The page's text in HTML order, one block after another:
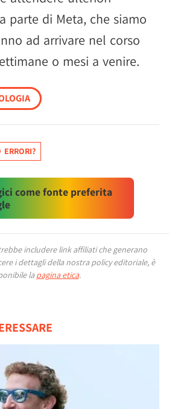
parte di Meta, che siamo
ad arrivare nel corso
o mesi a venire.
ERRORI?
come fonte preferita
includere link affiliati che generano
i dettagli della nostra policy editoriale, è
la pagina etica.